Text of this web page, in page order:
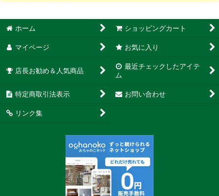
ホーム ショッピングカート
マイページ お気に入り
店長お勧め＆人気商品
最近チェックしたアイテ
ム
特定商取引法表示 お問い合わせ
リンク集